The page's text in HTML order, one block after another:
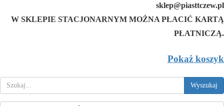
sklep@piasttczew.pl
W SKLEPIE STACJONARNYM MOŻNA PŁACIĆ KARTĄ
PŁATNICZĄ.
Pokaż koszyk